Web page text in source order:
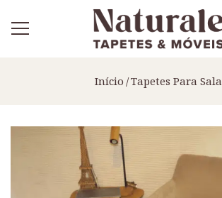
Início Tapetes Para Sala